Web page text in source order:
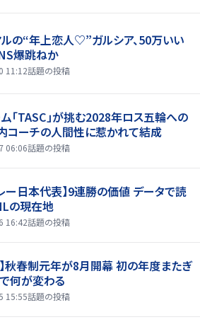
の“年上恋人♡”ガルシア、50万いい
爆跳ねか
11:12話題の投稿
「TASC」が挑む2028年ロス五輪への
コーチの人間性に惹かれて結成
06:06話題の投稿
ー日本代表】9連勝の価値 データで読
の現在地
16:42話題の投稿
】秋春制元年が8月開幕 初の年度またぎ
何が変わる
15:55話題の投稿